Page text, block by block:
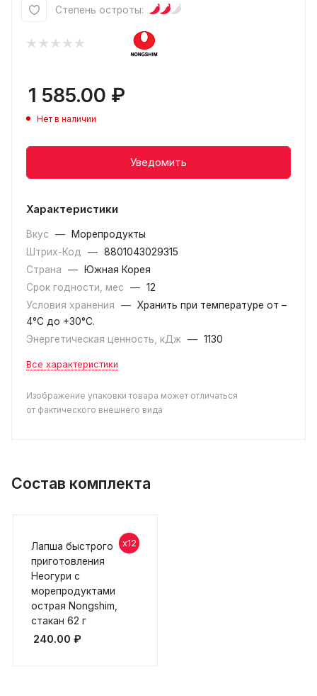
Степень остроты:
1 585.00 ₽
Нет в наличии
Уведомить
Характеристики
Вкус —
Морепродукты
Штрих-Код
— 8801043029315
Страна
—
Южная Корея
Срок годности, мес
— 12
Условия хранения
— Хранить при температуре от –
4°С до +30°C.
Энергетическая ценность, кДж
— 1130
Все характеристики
Изображение упаковки товара может отличаться
от фактического внешнего вида
Состав комплекта
x12
Лапша быстрого
приготовления
Неогури с
морепродуктами
острая Nongshim,
стакан 62 г
240.00 ₽